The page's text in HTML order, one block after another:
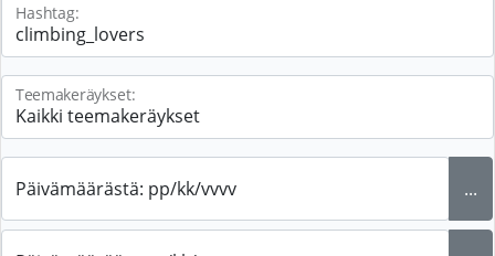
Hashtag:
Teemakeräykset:
Päivämäärästä: pp/kk/vvvv ...